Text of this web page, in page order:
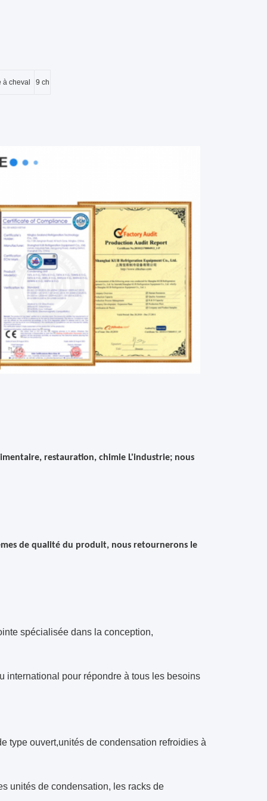
à cheval 9 ch
restauration, chimie L'industrie; nous
de qualité du produit, nous retournerons le
spécialisée dans la conception,
international pour répondre à tous les besoins
type ouvert,unités de condensation refroidies à
unités de condensation, les racks de